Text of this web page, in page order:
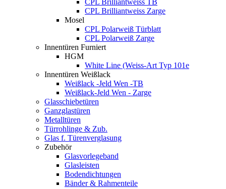
CPL Brilliantweiss TB
CPL Brilliantweiss Zarge
Mosel
CPL Polarweiß Türblatt
CPL Polarweiß Zarge
Innentüren Furniert
HGM
White Line (Weiss-Art Typ 101e
Innentüren Weißlack
Weißlack -Jeld Wen -TB
Weißlack-Jeld Wen - Zarge
Glasschiebetüren
Ganzglastüren
Metalltüren
Türrohlinge & Zub.
Glas f. Türenverglasung
Zubehör
Glasvorlegeband
Glasleisten
Bodendichtungen
Bänder & Rahmenteile